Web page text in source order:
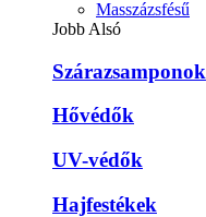
Masszázsfésű
Jobb Alsó
Szárazsamponok
Hővédők
UV-védők
Hajfestékek